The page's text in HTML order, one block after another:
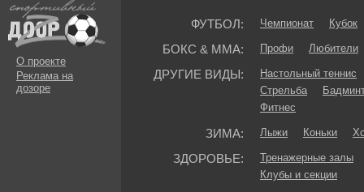
О проекте
Реклама на
дозоре
ФУТБОЛ: Чемпионат Кубок
БОКС & ММА: Профи Любители
ДРУГИЕ ВИДЫ:
Настольный теннис
Стрельба
Фитнес
ЗИМА: Лыжи Коньки
ЗДОРОВЬЕ:
Тренажерные залы
Клубы и секции